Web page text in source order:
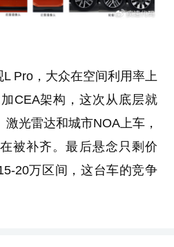
Pro，大众在空间利用率上
CEA架构，这次从底层就
光雷达和城市NOA上车，
被补齐。最后悬念只剩价
20万区间，这台车的竞争